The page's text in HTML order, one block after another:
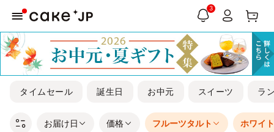
3
タイムセール 誕生日 お中元 スイーツ ラ
お届け日 価格 フルーツタルト ホワイ